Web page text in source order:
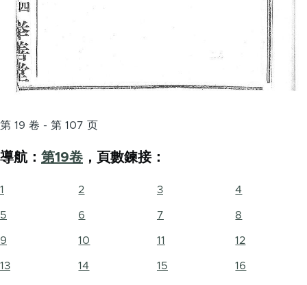
第 19 卷 - 第 107 页
導航： 第19卷 ，頁數鍊接：
1 2 3 4
5 6 7 8
9 10 11 12
13 14 15 16